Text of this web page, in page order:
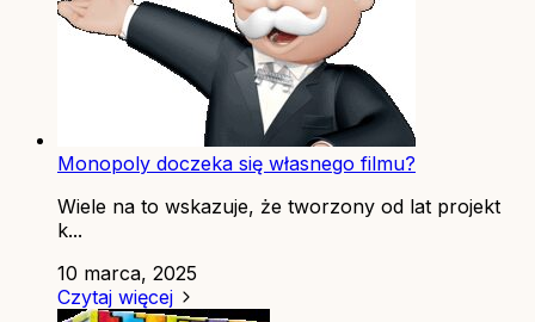
Monopoly doczeka się własnego filmu?
Wiele na to wskazuje, że tworzony od lat projekt
k...
10 marca, 2025
Czytaj więcej